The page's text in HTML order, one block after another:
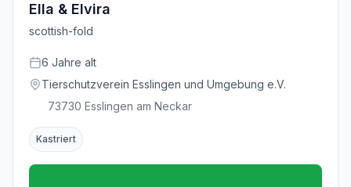
Ella & Elvira
scottish-fold
6 Jahre alt
Tierschutzverein Esslingen und Umgebung e.V.
73730 Esslingen am Neckar
Kastriert